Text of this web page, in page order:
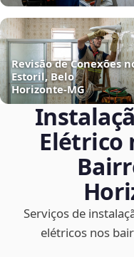
Revisão de Conexões
Estoril, Belo
Horizonte‑MG
Elétrico
Serviços de
elétricos nos